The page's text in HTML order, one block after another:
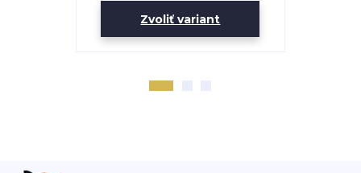
Zvoliť variant